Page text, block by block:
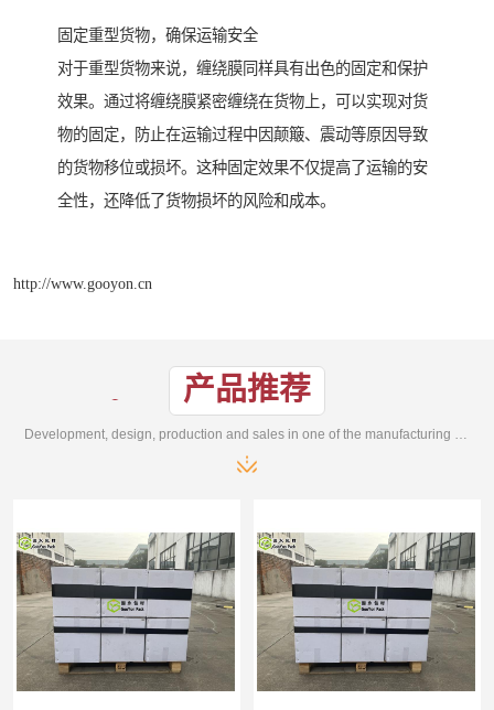
固定重型货物，确保运输安全
对于重型货物来说，缠绕膜同样具有出色的固定和保护
效果。通过将缠绕膜紧密缠绕在货物上，可以实现对货
物的固定，防止在运输过程中因颠簸、震动等原因导致
的货物移位或损坏。这种固定效果不仅提高了运输的安
全性，还降低了货物损坏的风险和成本。
http://www.gooyon.cn
产品推荐